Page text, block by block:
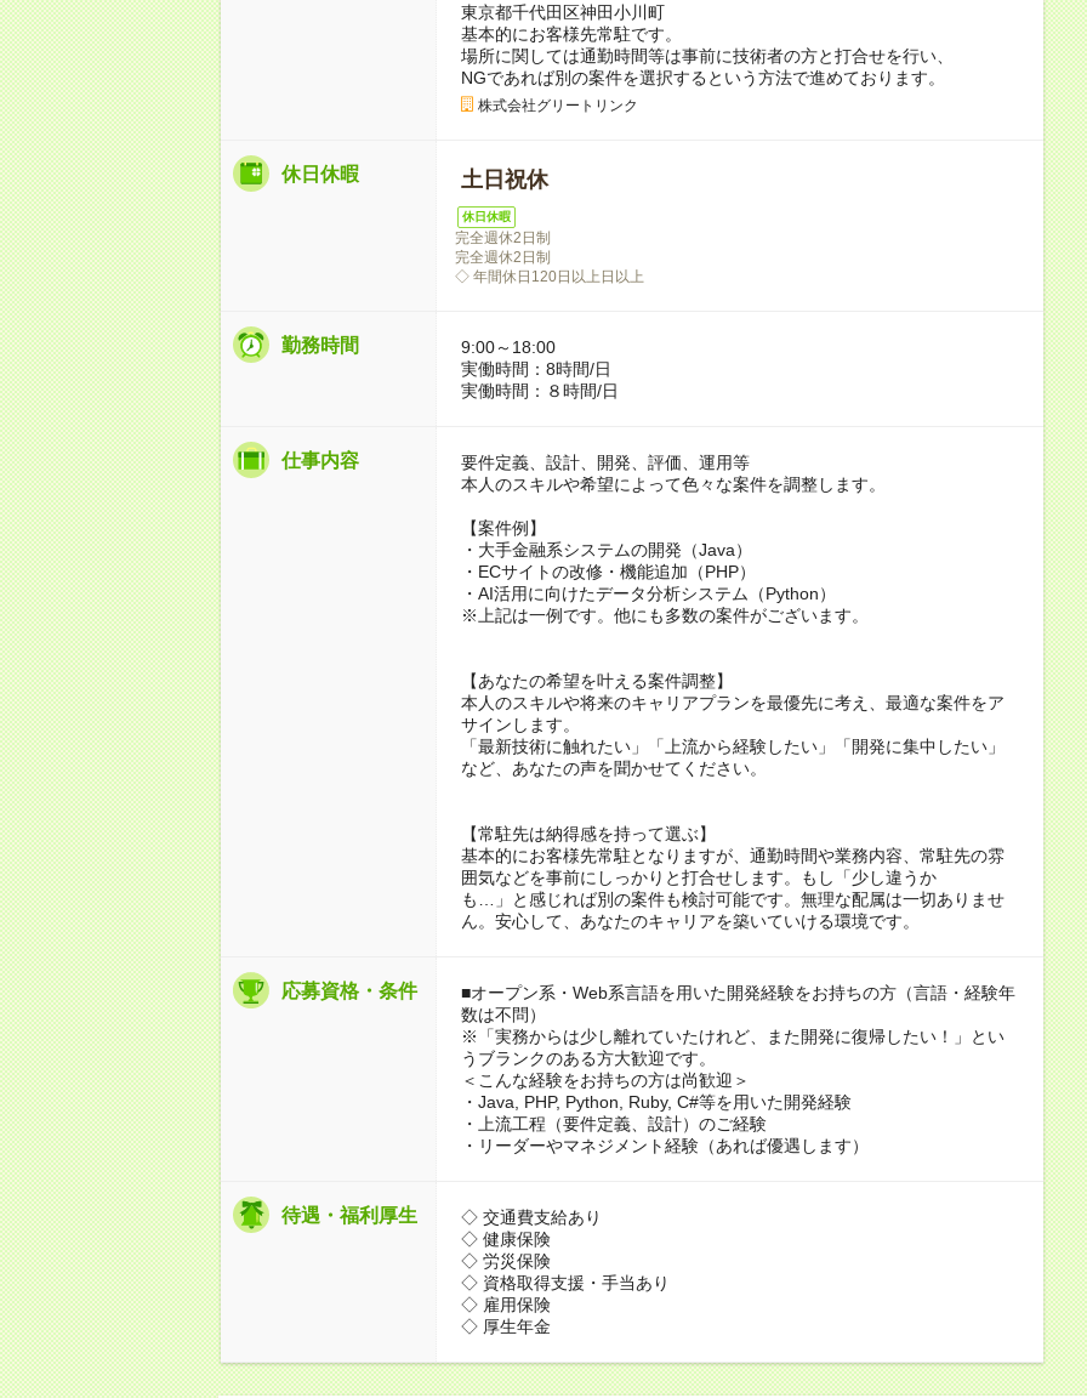
東京都千代田区神田小川町
基本的にお客様先常駐です。
場所に関しては通勤時間等は事前に技術者の方と打合せを行い、
NGであれば別の案件を選択するという方法で進めております。
株式会社グリートリンク
休日休暇 土日祝休
休日休暇
完全週休2日制
完全週休2日制
◇ 年間休日120日以上日以上
勤務時間
9:00～18:00
実働時間：8時間/日
実働時間：８時間/日
仕事内容
要件定義、設計、開発、評価、運用等
本人のスキルや希望によって色々な案件を調整します。
【案件例】
・大手金融系システムの開発（Java）
・ECサイトの改修・機能追加（PHP）
・AI活用に向けたデータ分析システム（Python）
※上記は一例です。他にも多数の案件がございます。
【あなたの希望を叶える案件調整】
本人のスキルや将来のキャリアプランを最優先に考え、最適な案件をア
サインします。
「最新技術に触れたい」「上流から経験したい」「開発に集中したい」
など、あなたの声を聞かせてください。
【常駐先は納得感を持って選ぶ】
基本的にお客様先常駐となりますが、通勤時間や業務内容、常駐先の雰
囲気などを事前にしっかりと打合せします。もし「少し違うか
も…」と感じれば別の案件も検討可能です。無理な配属は一切ありませ
ん。安心して、あなたのキャリアを築いていける環境です。
応募資格・条件
■オープン系・Web系言語を用いた開発経験をお持ちの方（言語・経験年
数は不問）
※「実務からは少し離れていたけれど、また開発に復帰したい！」とい
うブランクのある方大歓迎です。
＜こんな経験をお持ちの方は尚歓迎＞
・Java, PHP, Python, Ruby, C#等を用いた開発経験
・上流工程（要件定義、設計）のご経験
・リーダーやマネジメント経験（あれば優遇します）
待遇・福利厚生
◇ 交通費支給あり
◇ 健康保険
◇ 労災保険
◇ 資格取得支援・手当あり
◇ 雇用保険
◇ 厚生年金